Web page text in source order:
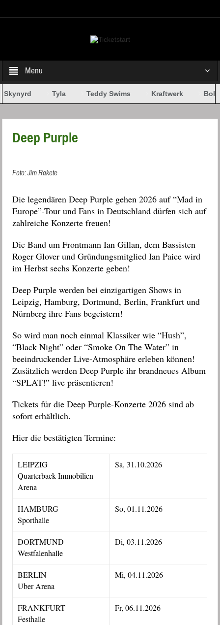
Menu
Tyla Teddy Swims Kraftwerk Bob
Deep Purple
Foto: Jim Rakete
Die legendären Deep Purple gehen 2026 auf “Mad in
Europe”-Tour undFans in Deutschland dürfen sich auf
zahlreiche Konzerte freuen!
Die Band um Frontmann Ian Gillan, dem Bassisten
Roger Glover und Gründungsmitglied Ian Paice wird
im Herbst sechs Konzerte geben!
Deep Purple werden bei einzigartigen Shows in
Leipzig, Hamburg, Dortmund, Berlin, Frankfurt und
Nürnberg ihre Fans begeistern!
So wird man noch einmal Klassiker wie “Hush”,
“Black Night” oder “Smoke On The Water” in
beeindruckender Live-Atmosphäre erleben können!
Zusätzlich werden Deep Purple ihr brandneues Album
“SPLAT!” live präsentieren!
Tickets für die Deep Purple-Konzerte 2026 sind ab
sofort erhältlich.
Hier die bestätigten Termine:
LEIPZIG
Quarterback Immobilien
Arena
Sa, 31.10.2026
HAMBURG
Sporthalle
So, 01.11.2026
DORTMUND
Westfalenhalle
Di, 03.11.2026
BERLIN
Uber Arena
Mi, 04.11.2026
FRANKFURT
Festhalle
Fr, 06.11.2026